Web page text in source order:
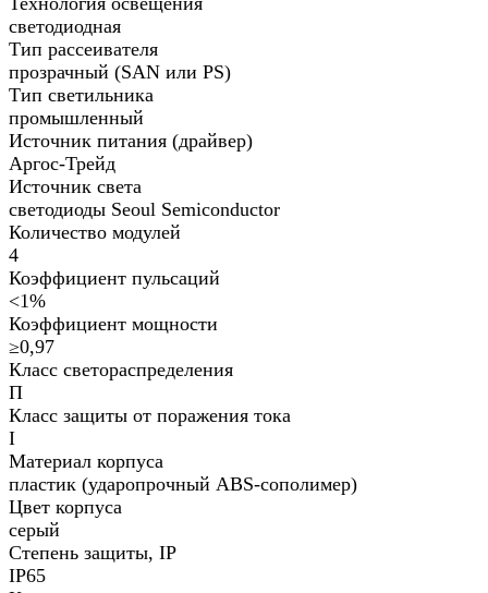
светодиодная
Тип рассеивателя
прозрачный (SAN или PS)
Тип светильника
промышленный
Источник питания (драйвер)
Аргос-Трейд
Источник света
светодиоды Seoul Semiconductor
Количество модулей
4
Коэффициент пульсаций
<1%
Коэффициент мощности
≥0,97
Класс светораспределения
П
Класс защиты от поражения тока
I
Материал корпуса
пластик (ударопрочный ABS-сополимер)
Цвет корпуса
серый
Степень защиты, IP
IP65